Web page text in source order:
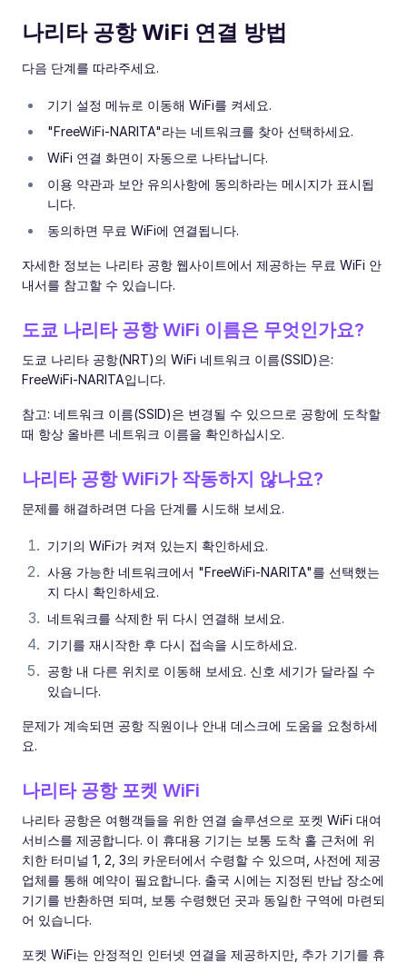
나리타 공항 WiFi 연결 방법
다음 단계를 따라주세요.
기기 설정 메뉴로 이동해 WiFi를 켜세요.
"FreeWiFi-NARITA"라는 네트워크를 찾아 선택하세요.
WiFi 연결 화면이 자동으로 나타납니다.
이용 약관과 보안 유의사항에 동의하라는 메시지가 표시됩
니다.
동의하면 무료 WiFi에 연결됩니다.
자세한 정보는 나리타 공항 웹사이트에서 제공하는 무료 WiFi 안
내서를 참고할 수 있습니다.
도쿄 나리타 공항 WiFi 이름은 무엇인가요?
도쿄 나리타 공항(NRT)의 WiFi 네트워크 이름(SSID)은:
FreeWiFi-NARITA입니다.
참고: 네트워크 이름(SSID)은 변경될 수 있으므로 공항에 도착할
때 항상 올바른 네트워크 이름을 확인하십시오.
나리타 공항 WiFi가 작동하지 않나요?
문제를 해결하려면 다음 단계를 시도해 보세요.
기기의 WiFi가 켜져 있는지 확인하세요.
사용 가능한 네트워크에서 "FreeWiFi-NARITA"를 선택했는
지 다시 확인하세요.
네트워크를 삭제한 뒤 다시 연결해 보세요.
기기를 재시작한 후 다시 접속을 시도하세요.
공항 내 다른 위치로 이동해 보세요. 신호 세기가 달라질 수
있습니다.
문제가 계속되면 공항 직원이나 안내 데스크에 도움을 요청하세
요.
나리타 공항 포켓 WiFi
나리타 공항은 여행객들을 위한 연결 솔루션으로 포켓 WiFi 대여
서비스를 제공합니다. 이 휴대용 기기는 보통 도착 홀 근처에 위
치한 터미널 1, 2, 3의 카운터에서 수령할 수 있으며, 사전에 제공
업체를 통해 예약이 필요합니다. 출국 시에는 지정된 반납 장소에
기기를 반환하면 되며, 보통 수령했던 곳과 동일한 구역에 마련되
어 있습니다.
포켓 WiFi는 안정적인 인터넷 연결을 제공하지만, 추가 기기를 휴